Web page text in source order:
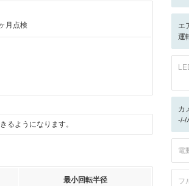
月点検
るようになります。
最小回転半径
エ
運
カ
-/-/
電
フ